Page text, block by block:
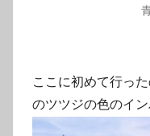
ここに初めて行っ
のツツジの色のイ